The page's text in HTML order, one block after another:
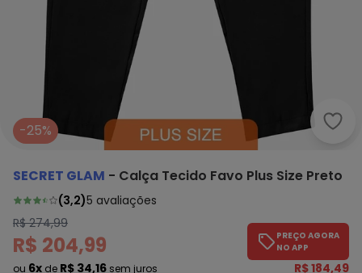
-25%
SECRET GLAM - Calça Tecido Favo Plus Size Preto
(3,2)5 avaliações
R$ 274,99
R$ 204,99
ou 6x de R$ 34,16 sem juros
PREÇO AGORA
NO APP
R$ 184,49